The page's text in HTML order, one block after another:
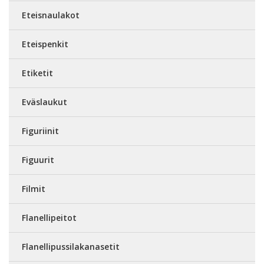
Eteisnaulakot
Eteispenkit
Etiketit
Eväslaukut
Figuriinit
Figuurit
Filmit
Flanellipeitot
Flanellipussilakanasetit